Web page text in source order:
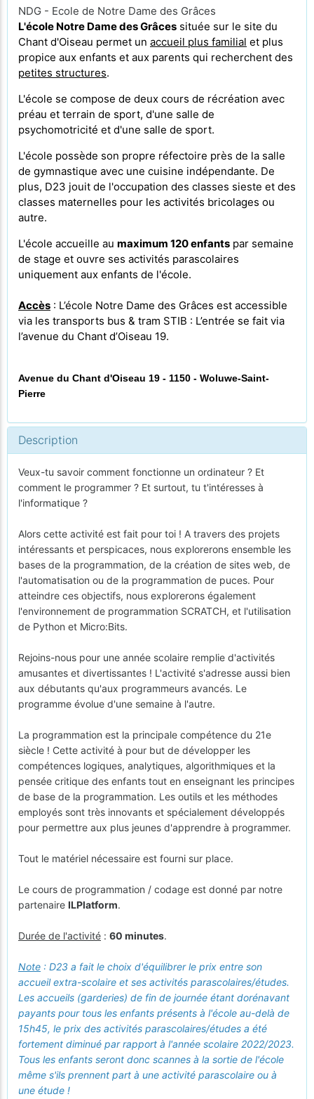
NDG - Ecole de Notre Dame des Grâces
L'école Notre Dame des Grâces située sur le site du
Chant d'Oiseau permet un accueil plus familial et plus
propice aux enfants et aux parents qui recherchent des
petites structures.
L'école se compose de deux cours de récréation avec
préau et terrain de sport, d'une salle de
psychomotricité et d'une salle de sport.
L'école possède son propre réfectoire près de la salle
de gymnastique avec une cuisine indépendante. De
plus, D23 jouit de l'occupation des classes sieste et des
classes maternelles pour les activités bricolages ou
autre.
L'école accueille au maximum 120 enfants par semaine
de stage et ouvre ses activités parascolaires
uniquement aux enfants de l'école.
Accès : L’école Notre Dame des Grâces est accessible
via les transports bus & tram STIB : L’entrée se fait via
l’avenue du Chant d’Oiseau 19.
Avenue du Chant d'Oiseau 19 - 1150 - Woluwe-Saint-
Pierre
Description
Veux-tu savoir comment fonctionne un ordinateur ? Et
comment le programmer ? Et surtout, tu t'intéresses à
l'informatique ?
Alors cette activité est fait pour toi ! A travers des projets
intéressants et perspicaces, nous explorerons ensemble les
bases de la programmation, de la création de sites web, de
l'automatisation ou de la programmation de puces. Pour
atteindre ces objectifs, nous explorerons également
l'environnement de programmation SCRATCH, et l'utilisation
de Python et Micro:Bits.
Rejoins-nous pour une année scolaire remplie d'activités
amusantes et divertissantes ! L'activité s'adresse aussi bien
aux débutants qu'aux programmeurs avancés. Le
programme évolue d'une semaine à l'autre.
La programmation est la principale compétence du 21e
siècle ! Cette activité à pour but de développer les
compétences logiques, analytiques, algorithmiques et la
pensée critique des enfants tout en enseignant les principes
de base de la programmation. Les outils et les méthodes
employés sont très innovants et spécialement développés
pour permettre aux plus jeunes d'apprendre à programmer.
Tout le matériel nécessaire est fourni sur place.
Le cours de programmation / codage est donné par notre
partenaire ILPlatform.
Durée de l'activité : 60 minutes.
Note : D23 a fait le choix d'équilibrer le prix entre son
accueil extra-scolaire et ses activités parascolaires/études.
Les accueils (garderies) de fin de journée étant dorénavant
payants pour tous les enfants présents à l'école au-delà de
15h45, le prix des activités parascolaires/études a été
fortement diminué par rapport à l'année scolaire 2022/2023.
Tous les enfants seront donc scannes à la sortie de l'école
même s'ils prennent part à une activité parascolaire ou à
une étude !